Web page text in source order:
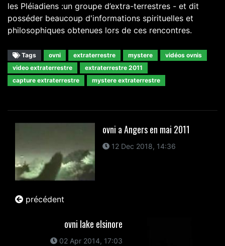
les Pléiadiens :un groupe d’extra-terrestres - et dit
posséder beaucoup d'informations spirituelles et
philosophiques obtenues lors de ces rencontres.
Tags ovni extraterrestre mystere
vidéos ovnis
video extraterrestre
extraterrestre 2011
capture extraterrestre
mystere extraterrestre
ovni a Angers en mai 2011
12 Dec 2018, 14:36
précédent
ovni lake elsinore
02 Apr 2014, 17:03